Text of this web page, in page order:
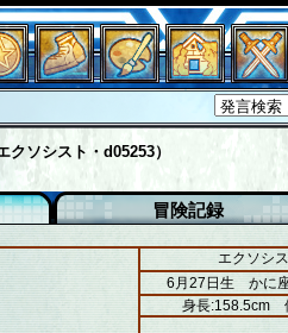
クソシスト・d05253）
冒険記録
エクソシ
6月27日生 かに
身長:158.5cm